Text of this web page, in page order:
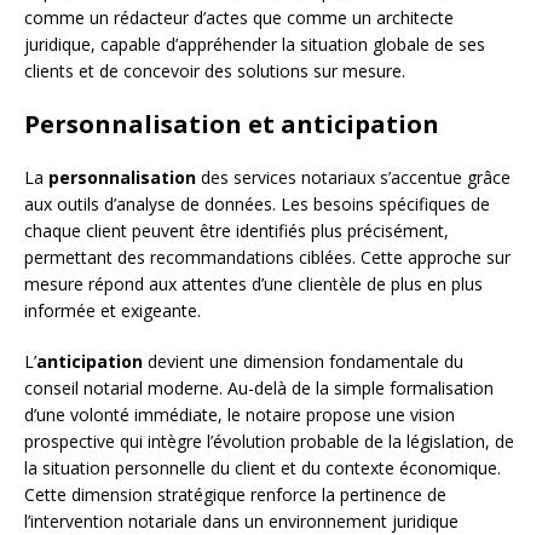
comme un rédacteur d’actes que comme un architecte
juridique, capable d’appréhender la situation globale de ses
clients et de concevoir des solutions sur mesure.
Personnalisation et anticipation
La personnalisation des services notariaux s’accentue grâce
aux outils d’analyse de données. Les besoins spécifiques de
chaque client peuvent être identifiés plus précisément,
permettant des recommandations ciblées. Cette approche sur
mesure répond aux attentes d’une clientèle de plus en plus
informée et exigeante.
L’anticipation devient une dimension fondamentale du
conseil notarial moderne. Au-delà de la simple formalisation
d’une volonté immédiate, le notaire propose une vision
prospective qui intègre l’évolution probable de la législation, de
la situation personnelle du client et du contexte économique.
Cette dimension stratégique renforce la pertinence de
l’intervention notariale dans un environnement juridique